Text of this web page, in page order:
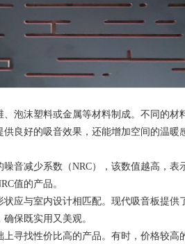
泡沫塑料或金属等材料制成。不同的材
良好的吸音效果，还能增加空间的温暖
音减少系数（NRC），该数值越高，表
值的产品。
应与室内设计相匹配。现代吸音板提供
保既实用又美观。
寻找性价比高的产品。有时，价格较高